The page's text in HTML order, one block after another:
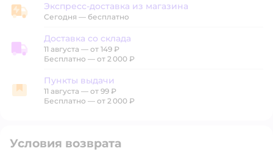
Экспресс-доставка из магазина
Экспресс-доставка из магазина
Сегодня — бесплатно
Доставка со склада
Доставка со склада
11 августа — от 149 ₽
Бесплатно — от 2 000 ₽
Пункты выдачи
Пункты выдачи
11 августа — от 99 ₽
Бесплатно — от 2 000 ₽
Условия возврата